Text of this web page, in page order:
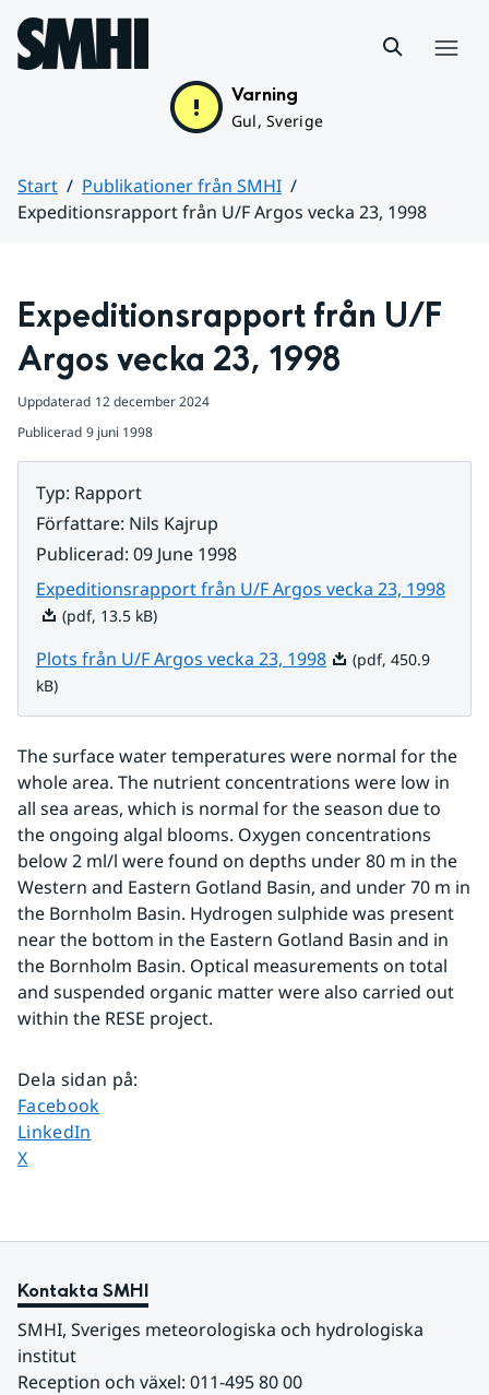
Hoppa till sidans innehåll
Varning
Gul, Sverige
Start
Publikationer från SMHI
Expeditionsrapport från U/F Argos vecka 23, 1998
Expeditionsrapport från U/F
Argos vecka 23, 1998
Uppdaterad 12 december 2024
Publicerad 9 juni 1998
Typ: Rapport
Författare: Nils Kajrup
Publicerad: 09 June 1998
Expeditionsrapport från U/F Argos vecka 23, 1998Pdf,
(pdf, 13.5 kB)
Plots från U/F Argos vecka 23, 1998Pdf, 450.9 kB.
(pdf, 450.9
kB)
The surface water temperatures were normal for the
whole area. The nutrient concentrations were low in
all sea areas, which is normal for the season due to
the ongoing algal blooms. Oxygen concentrations
below 2 ml/l were found on depths under 80 m in the
Western and Eastern Gotland Basin, and under 70 m in
the Bornholm Basin. Hydrogen sulphide was present
near the bottom in the Eastern Gotland Basin and in
the Bornholm Basin. Optical measurements on total
and suspended organic matter were also carried out
within the RESE project.
Dela sidan på:
Dela sidan på
Facebook
Dela sidan på
LinkedIn
Dela sidan på
X
Kontakta SMHI
SMHI, Sveriges meteorologiska och hydrologiska
institut
Reception och växel: 011-495 80 00